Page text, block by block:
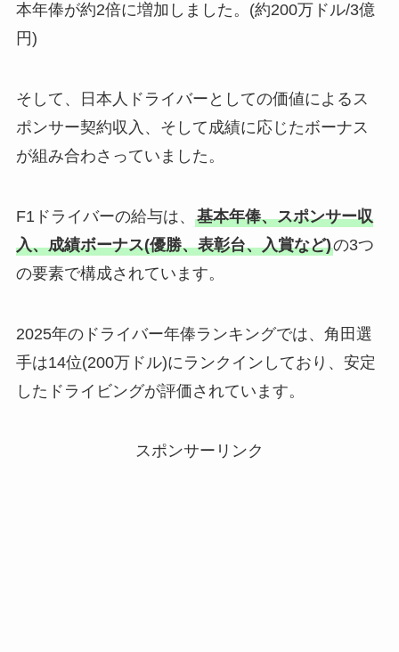
本年俸が約2倍に増加しました。(約200万ドル/3億
円)
そして、日本人ドライバーとしての価値によるス
ポンサー契約収入、そして成績に応じたボーナス
が組み合わさっていました。
F1ドライバーの給与は、 基本年俸、スポンサー収
入、成績ボーナス(優勝、表彰台、入賞など)の3つ
の要素で構成されています。
2025年のドライバー年俸ランキングでは、角田選
手は14位(200万ドル)にランクインしており、安定
したドライビングが評価されています。​
スポンサーリンク